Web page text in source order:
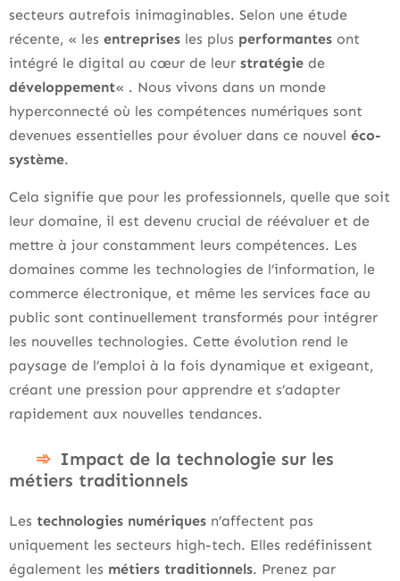
secteurs autrefois inimaginables. Selon une étude
récente, « les entreprises les plus performantes ont
intégré le digital au cœur de leur stratégie de
développement« . Nous vivons dans un monde
hyperconnecté où les compétences numériques sont
devenues essentielles pour évoluer dans ce nouvel éco-
système.
Cela signifie que pour les professionnels, quelle que soit
leur domaine, il est devenu crucial de réévaluer et de
mettre à jour constamment leurs compétences. Les
domaines comme les technologies de l’information, le
commerce électronique, et même les services face au
public sont continuellement transformés pour intégrer
les nouvelles technologies. Cette évolution rend le
paysage de l’emploi à la fois dynamique et exigeant,
créant une pression pour apprendre et s’adapter
rapidement aux nouvelles tendances.
Impact de la technologie sur les
métiers traditionnels
Les technologies numériques n’affectent pas
uniquement les secteurs high-tech. Elles redéfinissent
également les métiers traditionnels. Prenez par